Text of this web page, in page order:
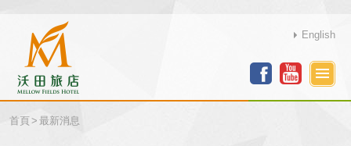
English
首頁> 最新消息